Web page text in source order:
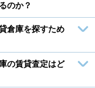
のか？
倉庫を探すため
の賃貸査定はど